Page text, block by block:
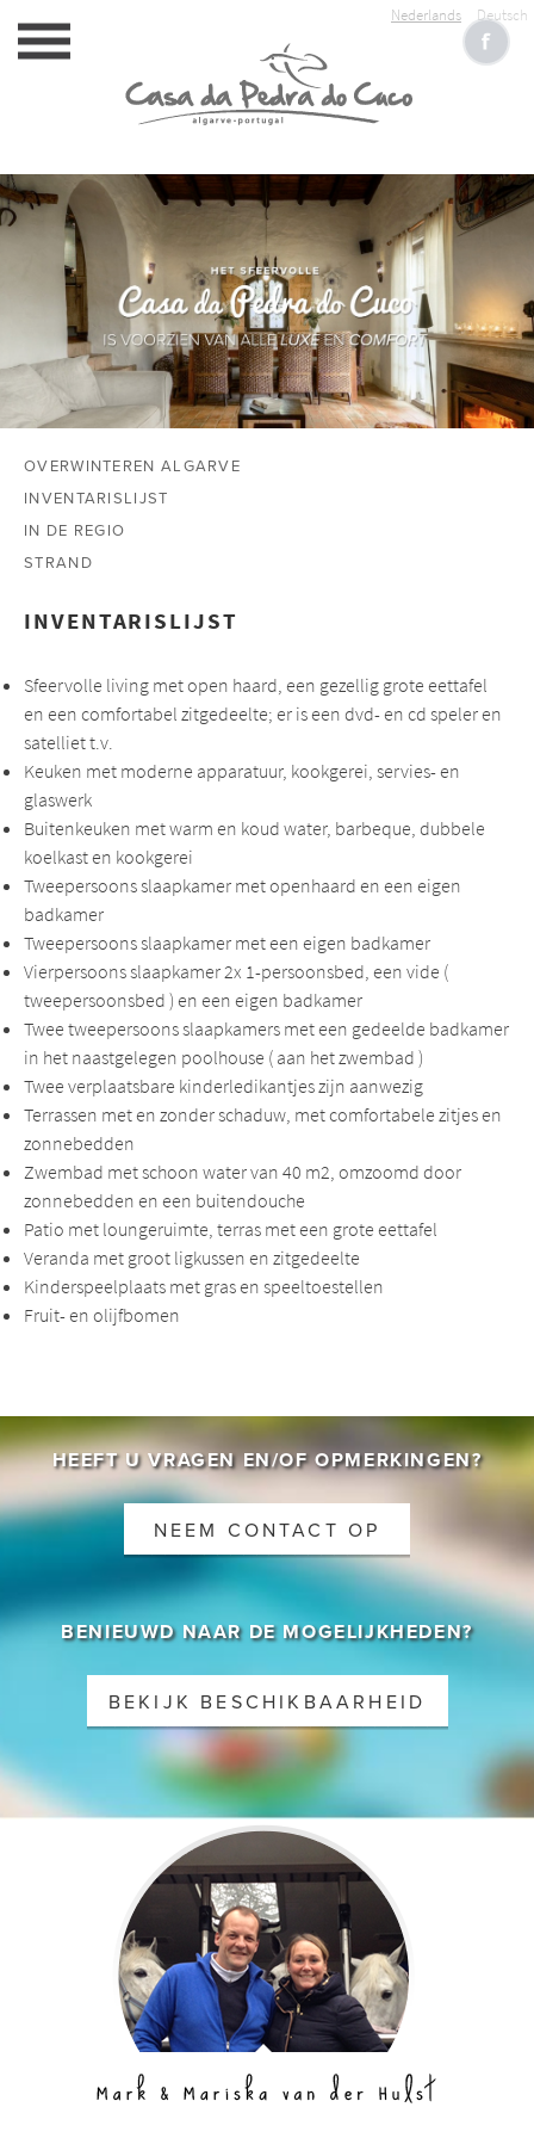
Nederlands Deutsch
HOME
ACCOMMODATIE
SERVICE
RESERVEREN
OVERWINTEREN ALGARVE
INVENTARISLIJST
IN DE REGIO
STRAND
INVENTARISLIJST
Sfeervolle living met open haard, een gezellig grote eettafel
en een comfortabel zitgedeelte; er is een dvd- en cd speler en
satelliet t.v.
Keuken met moderne apparatuur, kookgerei, servies- en
glaswerk
Buitenkeuken met warm en koud water, barbeque, dubbele
koelkast en kookgerei
Tweepersoons slaapkamer met openhaard en een eigen
badkamer
Tweepersoons slaapkamer met een eigen badkamer
Vierpersoons slaapkamer 2x 1-persoonsbed, een vide (
tweepersoonsbed ) en een eigen badkamer
Twee tweepersoons slaapkamers met een gedeelde badkamer
in het naastgelegen poolhouse ( aan het zwembad )
Twee verplaatsbare kinderledikantjes zijn aanwezig
Terrassen met en zonder schaduw, met comfortabele zitjes en
zonnebedden
Zwembad met schoon water van 40 m2, omzoomd door
zonnebedden en een buitendouche
Patio met loungeruimte, terras met een grote eettafel
Veranda met groot ligkussen en zitgedeelte
Kinderspeelplaats met gras en speeltoestellen
Fruit- en olijfbomen
HEEFT U VRAGEN EN/OF OPMERKINGEN?
NEEM CONTACT OP
BENIEUWD NAAR DE MOGELIJKHEDEN?
BEKIJK BESCHIKBAARHEID
Gehost door B&S Media Internetmarketing